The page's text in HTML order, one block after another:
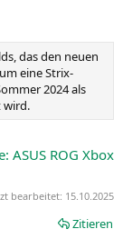
das den neuen
eine Strix-
2024 als
wird.
ASUS ROG Xbox
bearbeitet: 15.10.2025
Zitieren